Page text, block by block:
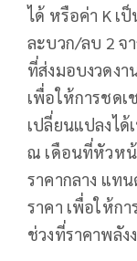
ได้ หรือค่า K เ
ละบวก/ลบ 2 จ
ที่ส่งมอบงวดงา
เพื่อให้การชด
เปลี่ยนแปลงไ
ณ เดือนที่หัวหน้
ราคากลาง แท
ราคา เพื่อให้ก
ช่วงที่ราคาพลัง